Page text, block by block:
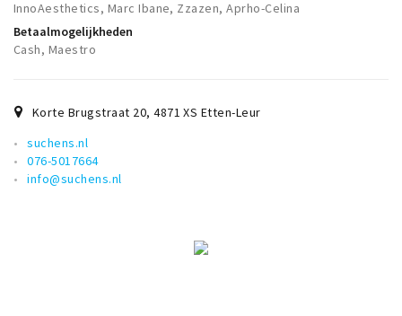
InnoAesthetics, Marc Ibane, Zzazen, Aprho-Celina
Betaalmogelijkheden
Cash, Maestro
Korte Brugstraat 20,4871 XS Etten-Leur
suchens.nl
076-5017664
info@suchens.nl